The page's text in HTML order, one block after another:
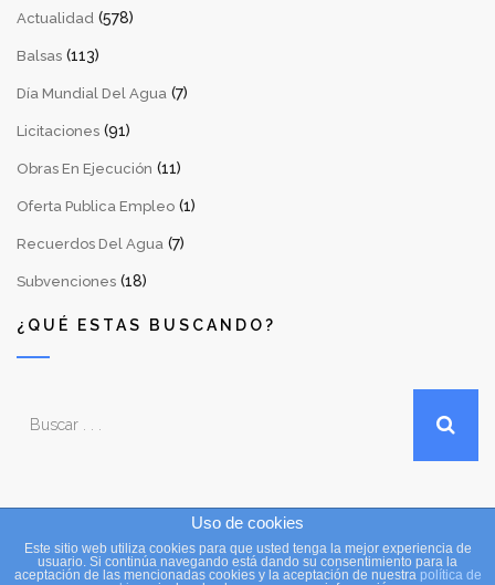
Actualidad (578)
Balsas (113)
Día Mundial Del Agua (7)
Licitaciones (91)
Obras En Ejecución (11)
Oferta Publica Empleo (1)
Recuerdos Del Agua (7)
Subvenciones (18)
¿QUÉ ESTAS BUSCANDO?
Copyright © 2016 Consejo Insular de Aguas de La Palma. Todos
Uso de cookies
Este sitio web utiliza cookies para que usted tenga la mejor experiencia de
usuario. Si continúa navegando está dando su consentimiento para la
aceptación de las mencionadas cookies y la aceptación de nuestra política de